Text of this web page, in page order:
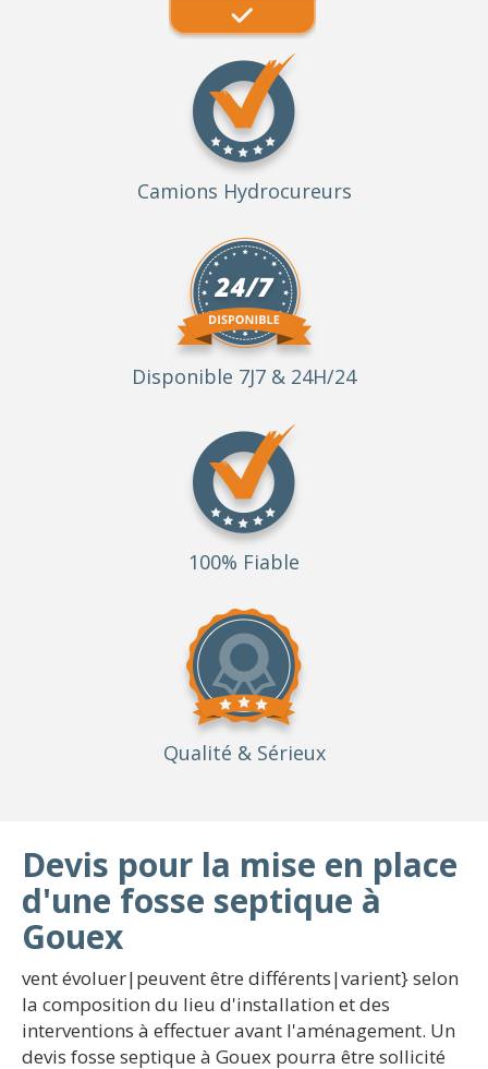
Camions Hydrocureurs
Disponible 7J7 & 24H/24
100% Fiable
Qualité & Sérieux
Devis pour la mise en place
d'une fosse septique à
Gouex
vent évoluer|peuvent être différents|varient} selon
la composition du lieu d'installation et des
interventions à effectuer avant l'aménagement. Un
devis fosse septique à Gouex pourra être sollicité